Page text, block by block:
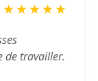
★★★★★
de travailler.